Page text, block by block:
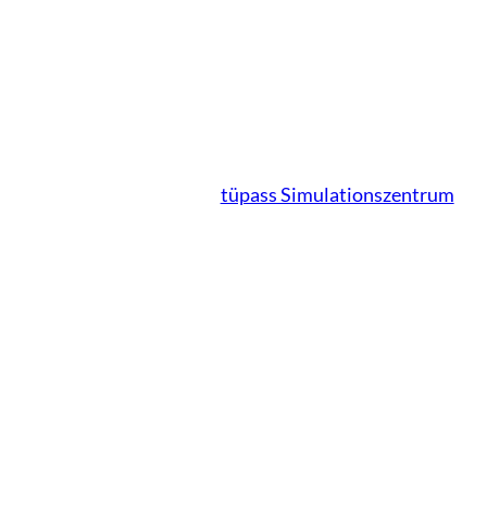
tüpass Simulationszentrum